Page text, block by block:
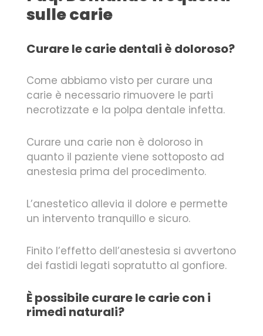
sulle carie
Curare le carie dentali è doloroso?
Come abbiamo visto per curare una
carie è necessario rimuovere le parti
necrotizzate e la polpa dentale infetta.
Curare una carie non è doloroso in
quanto il paziente viene sottoposto ad
anestesia prima del procedimento.
L’anestetico allevia il dolore e permette
un intervento tranquillo e sicuro.
Finito l’effetto dell’anestesia si avvertono
dei fastidi legati sopratutto al gonfiore.
È possibile curare le carie con i
rimedi naturali?